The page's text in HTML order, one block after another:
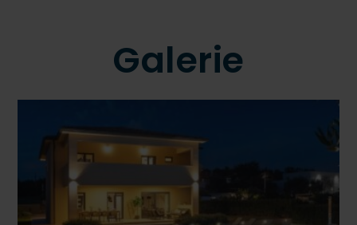
Galerie